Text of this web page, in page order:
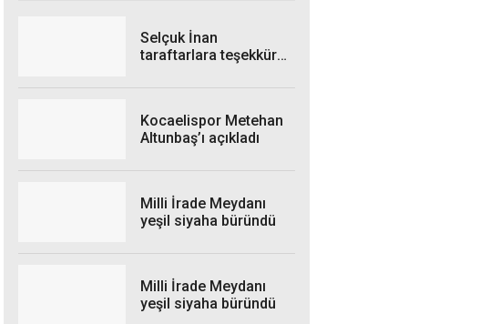
Selçuk İnan
taraftarlara teşekkür
Kocaelispor Metehan
Altunbaş’ı açıkladı
Milli İrade Meydanı
yeşil siyaha büründü
Milli İrade Meydanı
yeşil siyaha büründü